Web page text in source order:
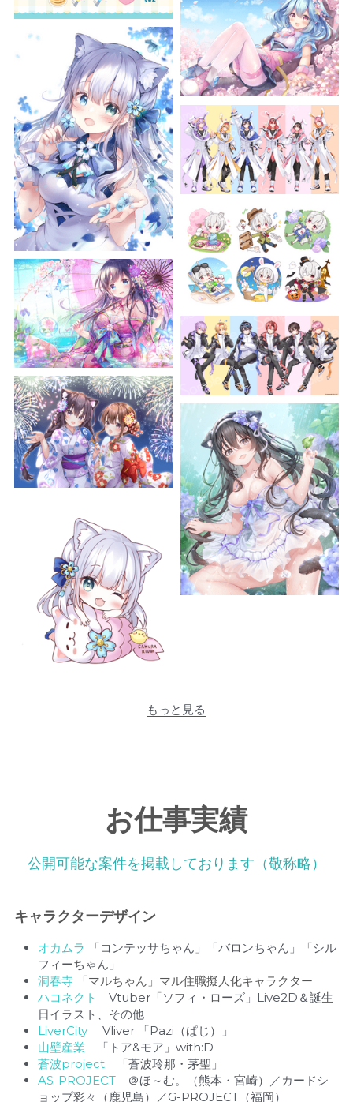
もっと見る
お仕事実績
公開可能な案件を掲載しております（敬称略）
キャラクターデザイン
オカムラ
「コンテッサちゃん」「バロンちゃん」「シル
フィーちゃん」
洞春寺
「マルちゃん」マル住職擬人化キャラクター
ハコネクト Vtuber「ソフィ・ローズ」Live2D＆誕生
日イラスト、その他
LiverCity Vliver 「Pazi（ぱじ）」
山壁産業
「トア&モア」with:D
蒼波project
「蒼波玲那・茅聖」
AS-PROJECT ＠ほ～む。（熊本・宮崎）／カードシ
ョップ彩々（鹿児島）／G-PROJECT（福岡）